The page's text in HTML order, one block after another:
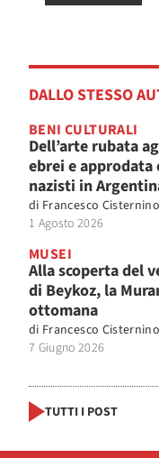
DALLO STESSO
BENI CULTURALI
Dell’arte rubata
ebrei e approdata
nazisti in
di Francesco Cisternino
1 Agosto 2026
MUSEI
Alla scoperta del
di Beykoz, la
ottomana
di Francesco Cisternino
7 Giugno 2026
TUTTI I POST